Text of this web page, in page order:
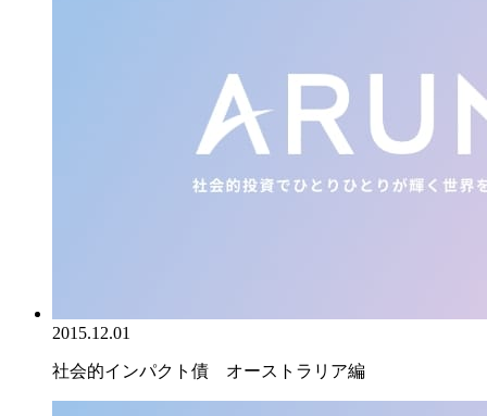
2015.12.01
社会的インパクト債 オーストラリア編